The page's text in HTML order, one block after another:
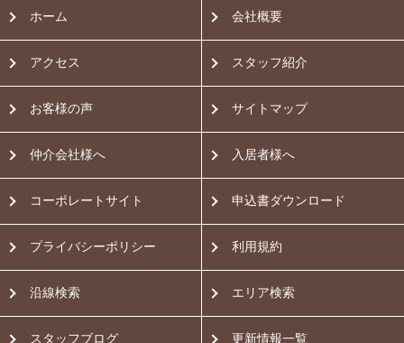
ホーム 会社概要
アクセス スタッフ紹介
お客様の声 サイトマップ
仲介会社様へ 入居者様へ
コーポレートサイト 申込書ダウンロード
プライバシーポリシー 利用規約
沿線検索 エリア検索
スタッフブログ 更新情報一覧